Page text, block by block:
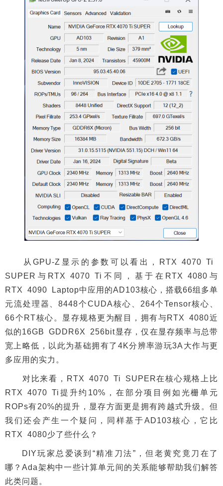
从GPU-Z显示的参数可以看出，RTX 4070 Ti
SUPER与RTX 4070 Ti不同，基于在RTX 4080与
RTX 4090 Laptop中应用的AD103核心，搭载66组多单
元流处理器、8448个CUDA核心、264个Tensor核心、
66个RT核心。显存规格更为醒目，拥有与RTX 4080近
似的16GB GDDR6X 256bit显存，仅在显存频率与总带
宽上略低，以此为基础拥有了4K分辨率游玩3A大作与更
多应用的实力。
对比来看，RTX 4070 Ti SUPER在核心规格上比
RTX 4070 Ti提升约10%，在部分项目例如光栅单元
ROPs有20%的提升，显存方面更是拥有跨越式升级。但
我们还会产生一个疑问，同样基于AD103核心，它比
RTX 4080少了些什么？
DIY玩家总爱谈到“精准刀法”，但老黄究竟刀在了
哪？Ada架构中一些计算单元间的关系能够帮助我们解答
此类问题。